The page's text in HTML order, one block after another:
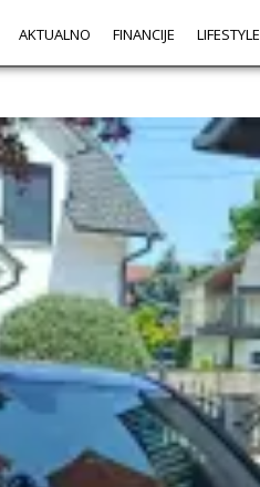
AKTUALNO FINANCIJE LIFESTYLE